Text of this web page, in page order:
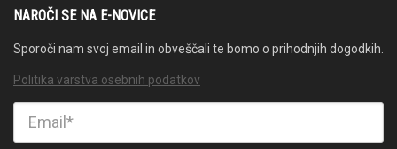
NAROČI SE NA E-NOVICE
Sporoči nam svoj email in obveščali te bomo o prihodnjih dogodkih.
Politika varstva osebnih podatkov